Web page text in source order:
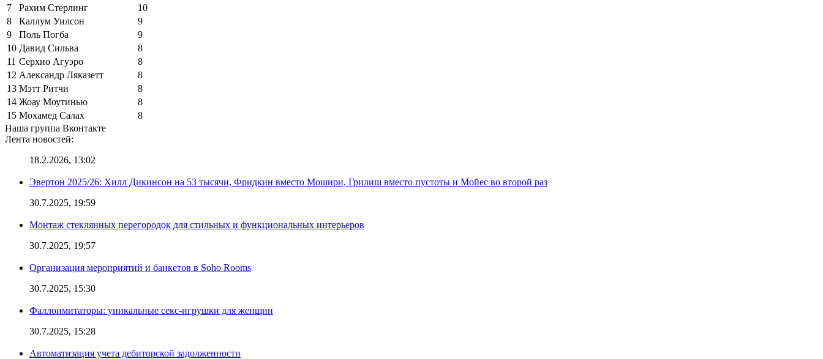
7
Рахим Стерлинг
10
8
Каллум Уилсон
9
9
Поль Погба
9
10 Давид Сильва
8
11 Серхио Агуэро
8
12 Александр Ляказетт
8
13 Мэтт Ритчи
8
14 Жоау Моутинью
8
15 Мохамед Салах
8
Наша группа Вконтакте
Лента новостей:
18.2.2026, 13:02
Эвертон 2025/26: Хилл Дикинсон на 53 тысячи, Фридкин вместо Мошири, Грилиш вместо пустоты и Мойес во второй раз
30.7.2025, 19:59
Монтаж стеклянных перегородок для стильных и функциональных интерьеров
30.7.2025, 19:57
Организация мероприятий и банкетов в Soho Rooms
30.7.2025, 15:30
Фаллоимитаторы: уникальные секс-игрушки для женщин
30.7.2025, 15:28
Автоматизация учета дебиторской задолженности